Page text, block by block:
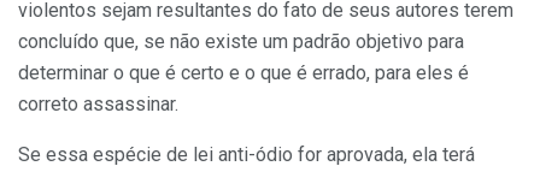
violentos sejam resultantes do fato de seus autores terem
concluído que, se não existe um padrão objetivo para
determinar o que é certo e o que é errado, para eles é
correto assassinar.
Se essa espécie de lei anti-ódio for aprovada, ela terá